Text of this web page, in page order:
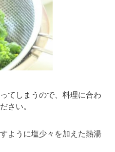
てしまうので、料理に合わ
さい。
ように塩少々を加えた熱湯